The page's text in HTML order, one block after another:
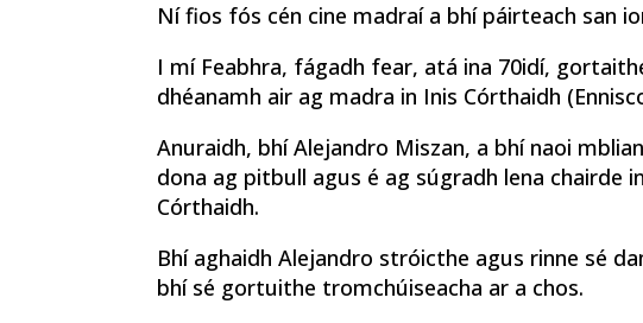
Ní fios fós cén cine madraí a bhí páirteach san
I mí Feabhra, fágadh fear, atá ina 70idí,
dhéanamh air ag madra in Inis Córthaidh
Anuraidh, bhí Alejandro Miszan, a bhí naoi
dona ag pitbull agus é ag súgradh lena chairde
Córthaidh.
Bhí aghaidh Alejandro stróicthe agus rinne sé
bhí sé gortuithe tromchúiseacha ar a chos.